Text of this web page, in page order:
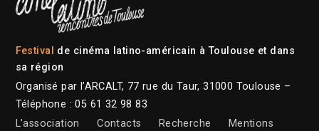
Festival de cinéma latino-américain à Toulouse et dans
sa région
Organisé par l’ARCALT, 77 rue du Taur, 31000 Toulouse –
Téléphone : 05 61 32 98 83
L’association
Contacts Recherche
Mentions